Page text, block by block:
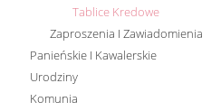
Tablice Kredowe
Zaproszenia I Zawiadomienia
Panieńskie I Kawalerskie
Urodziny
Komunia